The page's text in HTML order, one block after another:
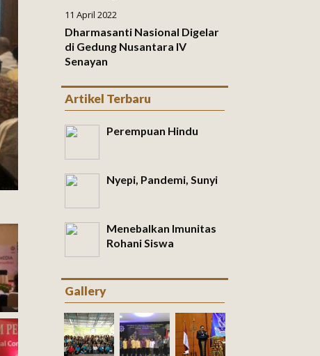
11 April 2022
Dharmasanti Nasional Digelar
di Gedung Nusantara IV
Senayan
Artikel Terbaru
Perempuan Hindu
Nyepi, Pandemi, Sunyi
Menebalkan Imunitas
Rohani Siswa
Gallery